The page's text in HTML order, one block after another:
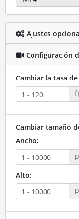
Ajustes
Configuración
Cambiar la tasa
Cambiar tamaño
Ancho:
Alto: